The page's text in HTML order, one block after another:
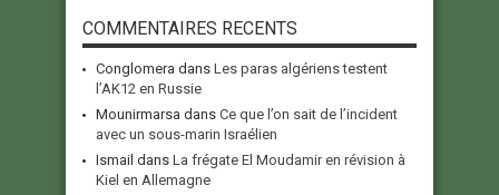
COMMENTAIRES RECENTS
Conglomera dans Les paras algériens testent
l’AK12 en Russie
Mounirmarsa dans Ce que l’on sait de l’incident
avec un sous-marin Israélien
Ismail dans La frégate El Moudamir en révision à
Kiel en Allemagne